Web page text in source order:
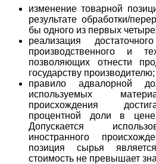
изменение товарной
результате обработки/
бы одного из первых
реализация
производственного и
позволяющих отнести
государству производителю;
правило адвалорной
используемых
происхождения
процентной доли в цене
Допускается
иностранного
позиция сырья
стоимость не превышает